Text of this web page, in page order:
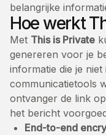
belangrijke
Hoe werkt
Met This is Private
genereren voor je
informatie die je
communicatietools
ontvanger de link
het bericht
End-to-end